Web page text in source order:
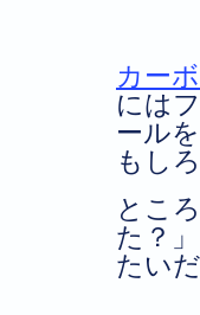
カー
には
ール
もし
とこ
た？
たい